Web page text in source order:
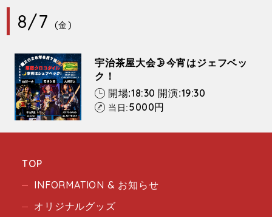
8/7 (金)
宇治茶屋大会🌛今宵はジェフベッ
ク！
開場:18:30 開演:19:30
当日:5000円
TOP
INFORMATION & お知らせ
オリジナルグッズ